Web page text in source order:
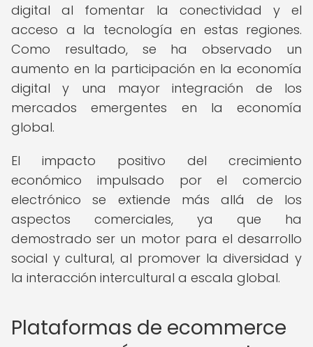
digital al fomentar la conectividad y el
acceso a la tecnología en estas regiones.
Como resultado, se ha observado un
aumento en la participación en la economía
digital y una mayor integración de los
mercados emergentes en la economía
global.
El impacto positivo del crecimiento
económico impulsado por el comercio
electrónico se extiende más allá de los
aspectos comerciales, ya que ha
demostrado ser un motor para el desarrollo
social y cultural, al promover la diversidad y
la interacción intercultural a escala global.
Plataformas de ecommerce